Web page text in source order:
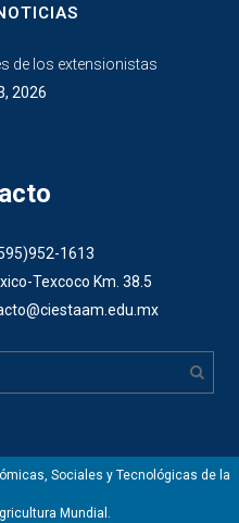
de los extensionistas
2026
1613
Texcoco Km. 38.5
Sociales y Tecnológicas de la
Mundial.